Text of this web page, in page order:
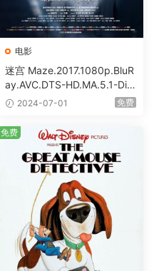
电影
迷宫 Maze.2017.1080p.BluR
ay.AVC.DTS-HD.MA.5.1-DiY
@HDHome [BDISO 19.7GB]
2024-07-01 免费
免费